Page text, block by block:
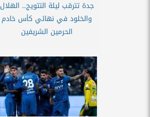
جدة تترقب ليلة التتويج.. الهلال
والخلود في نهائي كأس خادم
الحرمين الشريفين